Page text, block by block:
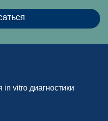
in vitro диагностики